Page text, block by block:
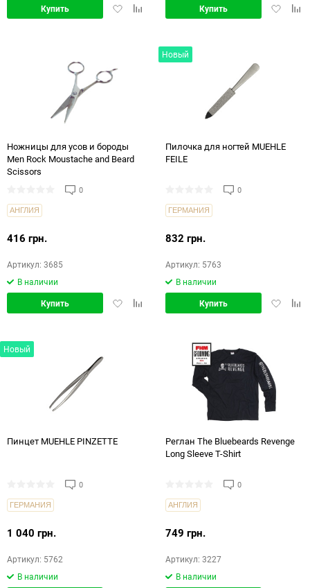
ДобавитьДобавить
Купить Купить
Ножницы для усов и бороды
Men Rock Moustache and Beard
Scissors
0
АНГЛИЯ
416 грн.
Артикул: 3685
В наличии
ДобавитьДобавить
Купить
Новый
Пилочка для ногтей MUEHLE
FEILE
0
ГЕРМАНИЯ
832 грн.
Артикул: 5763
В наличии
Купить
Новый
Пинцет MUEHLE PINZETTE
0
ГЕРМАНИЯ
1 040 грн.
Артикул: 5762
В наличии
Реглан The Bluebeards Revenge
Long Sleeve T-Shirt
0
АНГЛИЯ
749 грн.
Артикул: 3227
В наличии